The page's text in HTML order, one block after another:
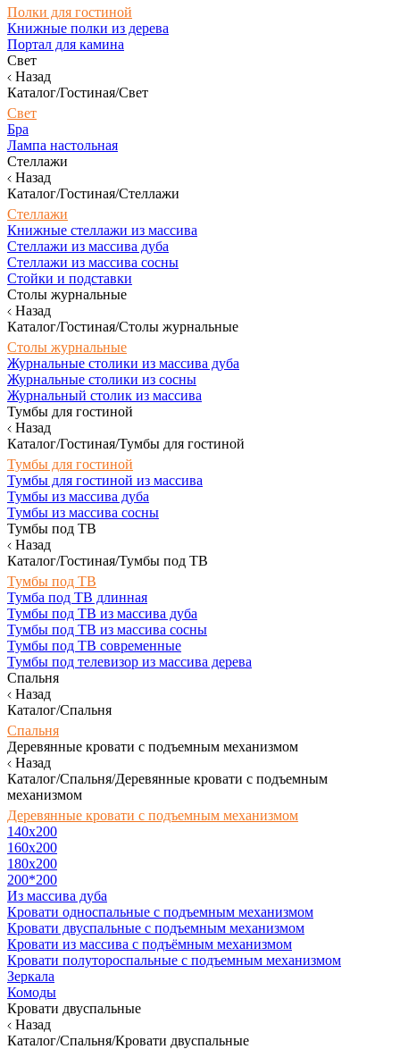
Полки для гостиной
Книжные полки из дерева
Портал для камина
Свет
Назад
Каталог/Гостиная/Свет
Свет
Бра
Лампа настольная
Стеллажи
Назад
Каталог/Гостиная/Стеллажи
Стеллажи
Книжные стеллажи из массива
Стеллажи из массива дуба
Стеллажи из массива сосны
Стойки и подставки
Столы журнальные
Назад
Каталог/Гостиная/Столы журнальные
Столы журнальные
Журнальные столики из массива дуба
Журнальные столики из сосны
Журнальный столик из массива
Тумбы для гостиной
Назад
Каталог/Гостиная/Тумбы для гостиной
Тумбы для гостиной
Тумбы для гостиной из массива
Тумбы из массива дуба
Тумбы из массива сосны
Тумбы под ТВ
Назад
Каталог/Гостиная/Тумбы под ТВ
Тумбы под ТВ
Тумба под ТВ длинная
Тумбы под ТВ из массива дуба
Тумбы под ТВ из массива сосны
Тумбы под ТВ современные
Тумбы под телевизор из массива дерева
Спальня
Назад
Каталог/Спальня
Спальня
Деревянные кровати с подъемным механизмом
Назад
Каталог/Спальня/Деревянные кровати с подъемным
механизмом
Деревянные кровати с подъемным механизмом
140x200
160х200
180х200
200*200
Из массива дуба
Кровати односпальные с подъемным механизмом
Кровати двуспальные с подъемным механизмом
Кровати из массива с подъёмным механизмом
Кровати полутороспальные с подъемным механизмом
Зеркала
Комоды
Кровати двуспальные
Назад
Каталог/Спальня/Кровати двуспальные